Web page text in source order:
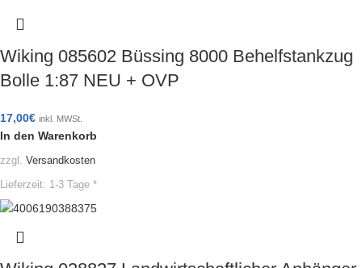
Wiking 085602 Büssing 8000 Behelfstankzug
Bolle 1:87 NEU + OVP
17,00€ inkl. MWSt.
In den Warenkorb
zzgl. Versandkosten
Lieferzeit: 1-3 Tage *